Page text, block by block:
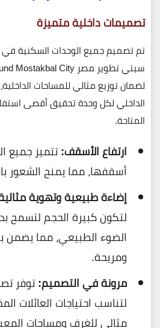
تصميمات داخلية متميزة
تم تصميم جميع الوحدات السكنية
سيتي تطوير مصر Mostakbal City
لضمان توزيع مثالي للمساحات
الداخلي لكل وحدة تحقيق أقصى
المتاحة.
ارتفاع الأسقف:تتميز جميع
أسقفها، مما يمنح الشعور
إضاءة طبيعية وتهوية
لتكون كبيرة الحجم لتسمح
الضوء الطبيعي، مما
ومريحة.
مرونة في التصميم:توفر
لتناسب احتياجات العائلات
مثالي للغرف ومساحات